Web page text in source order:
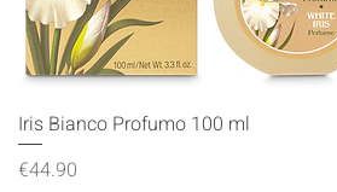
快速瀏覽
Iris Bianco Profumo 100 ml
價格
€44.90